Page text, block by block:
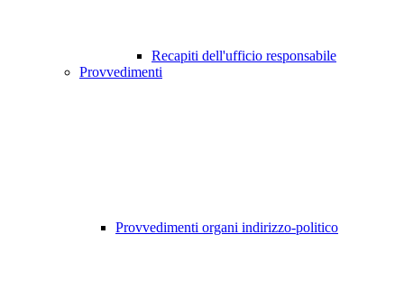
Recapiti dell'ufficio responsabile
Provvedimenti
Provvedimenti organi indirizzo-politico